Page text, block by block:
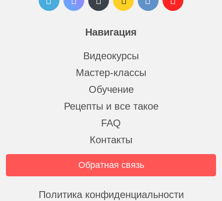
Навигация
Видеокурсы
Мастер-классы
Обучение
Рецепты и все такое
FAQ
Контакты
Обратная связь
Политика конфиденциальности